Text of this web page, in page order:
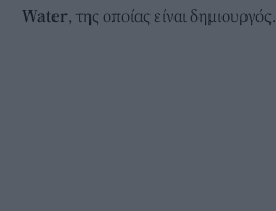
Water, της οποίας είναι δημιουργός.